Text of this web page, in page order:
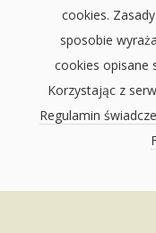
cookies.
sposobie
cookies opisane
Korzystając z
Regulamin